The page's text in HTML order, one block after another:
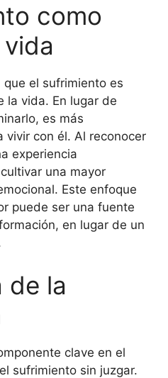
como
el sufrimiento es
la vida. En lugar de
es más
vivir con él. Al reconocer
experiencia
una mayor
Este enfoque
puede ser una fuente
en lugar de un
de la
clave en el
sufrimiento sin juzgar.